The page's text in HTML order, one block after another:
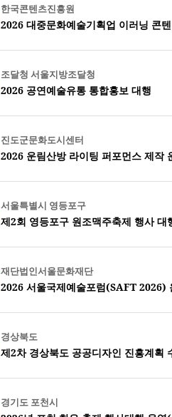
한국콘텐츠진흥원
2026 대중문화예술기획업 이러닝 콘
조달청 서울지방조달청
2026 공연예술유통 통합홍보 대행
진도군문화도시센터
2026 운림산방 라이팅 퍼포먼스 제작
서울특별시 영등포구
제2회 영등포구 원조맥주축제 행사 대
재단법인서울문화재단
2026 서울국제예술포럼(SAFT 2026)
경상북도
제2차 경상북도 공공디자인 진흥계획
경기도 포천시